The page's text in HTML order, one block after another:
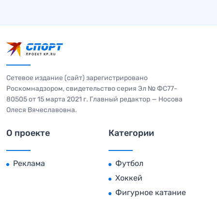
Сетевое издание (сайт) зарегистрировано
Роскомнадзором, свидетельство серия Эл № ФС77-
80505 от 15 марта 2021 г. Главный редактор — Носова
Олеся Вячеславовна.
О проекте
Реклама
Категории
Футбол
Хоккей
Фигурное катание